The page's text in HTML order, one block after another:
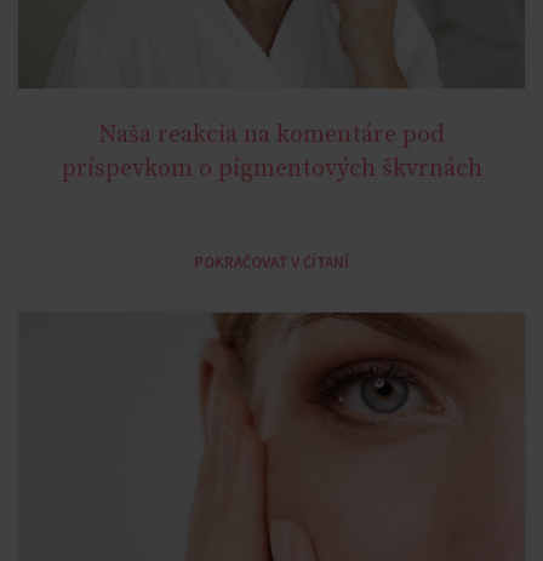
Naša reakcia na komentáre pod
príspevkom o pigmentových škvrnách
POKRAČOVAŤ V ČÍTANÍ